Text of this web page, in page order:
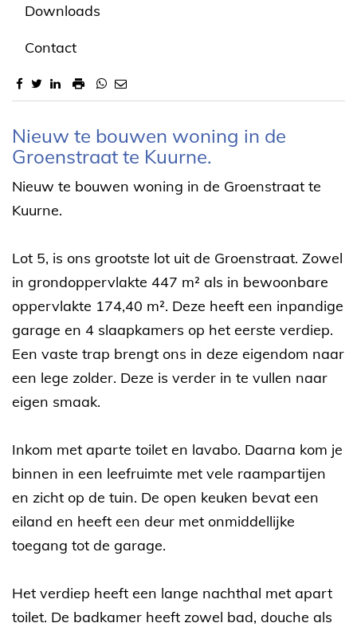
Downloads
Contact
Omschrijving
Nieuw te bouwen woning in de
Groenstraat te Kuurne.
Nieuw te bouwen woning in de Groenstraat te
Kuurne.
Lot 5, is ons grootste lot uit de Groenstraat. Zowel
in grondoppervlakte 447 m² als in bewoonbare
oppervlakte 174,40 m². Deze heeft een inpandige
garage en 4 slaapkamers op het eerste verdiep.
Een vaste trap brengt ons in deze eigendom naar
een lege zolder. Deze is verder in te vullen naar
eigen smaak.
Inkom met aparte toilet en lavabo. Daarna kom je
binnen in een leefruimte met vele raampartijen
en zicht op de tuin. De open keuken bevat een
eiland en heeft een deur met onmiddellijke
toegang tot de garage.
Het verdiep heeft een lange nachthal met apart
toilet. De badkamer heeft zowel bad, douche als